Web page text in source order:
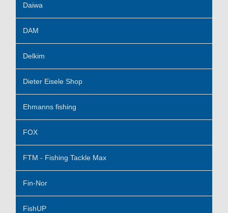
Daiwa
DAM
Delkim
Dieter Eisele Shop
Ehmanns fishing
FOX
FTM - Fishing Tackle Max
Fin-Nor
FishUP